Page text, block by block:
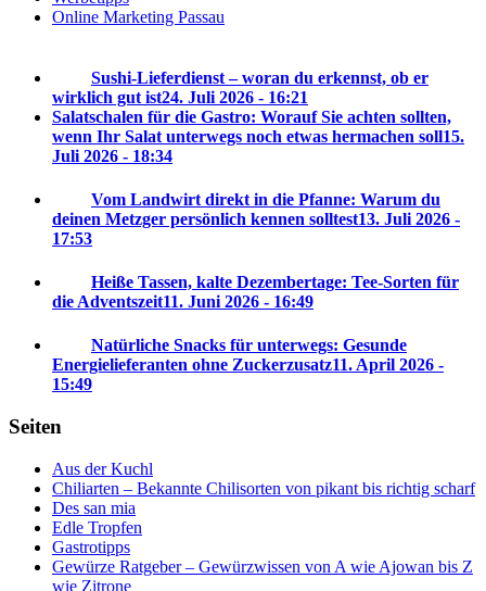
Online Marketing Passau
Sushi-Lieferdienst – woran du erkennst, ob er
wirklich gut ist24. Juli 2026 - 16:21
Salatschalen für die Gastro: Worauf Sie achten sollten,
wenn Ihr Salat unterwegs noch etwas hermachen soll15.
Juli 2026 - 18:34
Vom Landwirt direkt in die Pfanne: Warum du
deinen Metzger persönlich kennen solltest13. Juli 2026 -
17:53
Heiße Tassen, kalte Dezembertage: Tee-Sorten für
die Adventszeit11. Juni 2026 - 16:49
Natürliche Snacks für unterwegs: Gesunde
Energielieferanten ohne Zuckerzusatz11. April 2026 -
15:49
Seiten
Aus der Kuchl
Chiliarten – Bekannte Chilisorten von pikant bis richtig scharf
Des san mia
Edle Tropfen
Gastrotipps
Gewürze Ratgeber – Gewürzwissen von A wie Ajowan bis Z
wie Zitrone